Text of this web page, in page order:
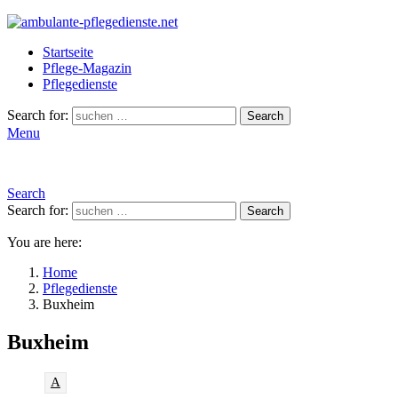
Startseite
Pflege-Magazin
Pflegedienste
Search for: Search
Menu
Search
Search for:
Search
You are here:
Home
Pflegedienste
Buxheim
Buxheim
A